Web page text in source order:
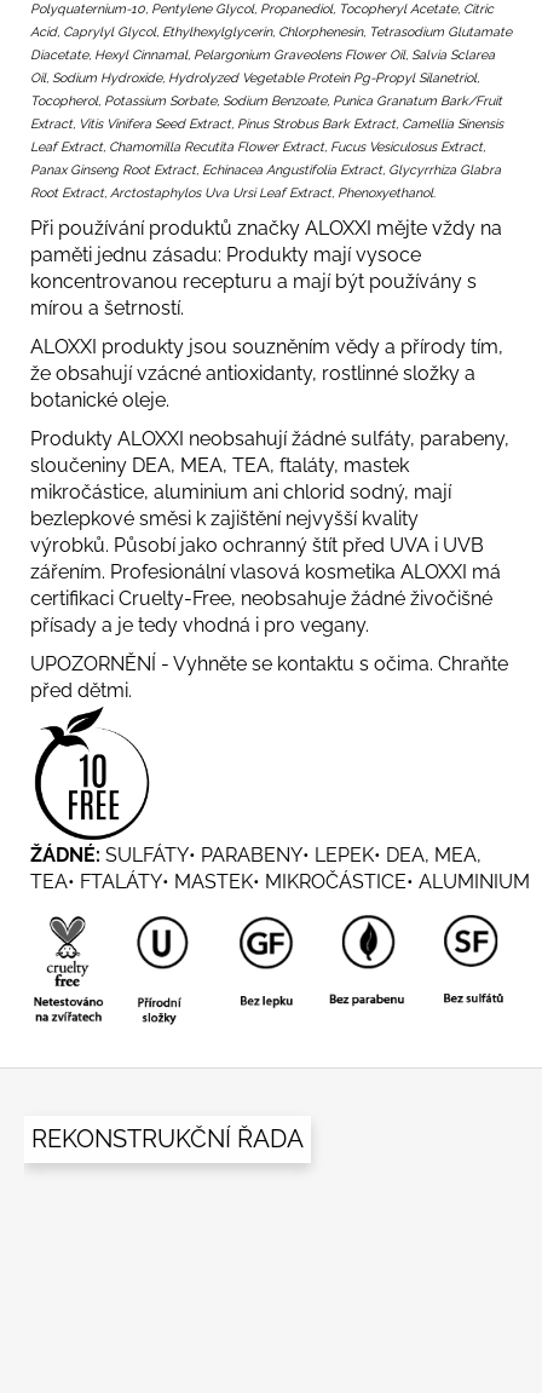
Polyquaternium-10, Pentylene Glycol, Propanediol, Tocopheryl Acetate, Citric
Acid, Caprylyl Glycol, Ethylhexylglycerin, Chlorphenesin, Tetrasodium Glutamate
Diacetate, Hexyl Cinnamal, Pelargonium Graveolens Flower Oil, Salvia Sclarea
Oil, Sodium Hydroxide, Hydrolyzed Vegetable Protein Pg-Propyl Silanetriol,
Tocopherol, Potassium Sorbate, Sodium Benzoate, Punica Granatum Bark/Fruit
Extract, Vitis Vinifera Seed Extract, Pinus Strobus Bark Extract, Camellia Sinensis
Leaf Extract, Chamomilla Recutita Flower Extract, Fucus Vesiculosus Extract,
Panax Ginseng Root Extract, Echinacea Angustifolia Extract, Glycyrrhiza Glabra
Root Extract, Arctostaphylos Uva Ursi Leaf Extract, Phenoxyethanol.
Při používání produktů značky ALOXXI mějte vždy na
paměti jednu zásadu: Produkty mají vysoce
koncentrovanou recepturu a mají být používány s
mírou a šetrností.
ALOXXI produkty jsou souzněním vědy a přírody tím,
že obsahují vzácné antioxidanty, rostlinné složky a
botanické oleje.
Produkty ALOXXI neobsahují žádné sulfáty, parabeny,
sloučeniny DEA, MEA, TEA, ftaláty, mastek
mikročástice, aluminium ani chlorid sodný, mají
bezlepkové směsi k zajištění nejvyšší kvality
výrobků. Působí jako ochranný štít před UVA i UVB
zářením. Profesionální vlasová kosmetika ALOXXI má
certifikaci Cruelty-Free, neobsahuje žádné živočišné
přísady a je tedy vhodná i pro vegany.
UPOZORNĚNÍ - Vyhněte se kontaktu s očima. Chraňte
před dětmi.
ŽÁDNÉ: SULFÁTY• PARABENY• LEPEK• DEA, MEA,
TEA• FTALÁTY• MASTEK• MIKROČÁSTICE• ALUMINIUM
REKONSTRUKČNÍ ŘADA